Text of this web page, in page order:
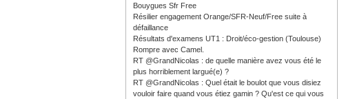
Bouygues Sfr Free
Résilier engagement Orange/SFR-Neuf/Free suite à
défaillance
Résultats d'examens UT1 : Droit/éco-gestion (Toulouse)
Rompre avec Camel.
RT @GrandNicolas : de quelle manière avez vous été le
plus horriblement largué(e) ?
RT @GrandNicolas : Quel était le boulot que vous disiez
vouloir faire quand vous étiez gamin ? Qu'est ce qui vous